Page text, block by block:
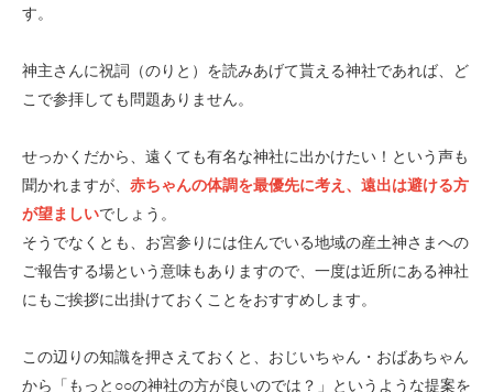
す。
神主さんに祝詞（のりと）を読みあげて貰える神社であれば、ど
こで参拝しても問題ありません。
せっかくだから、遠くても有名な神社に出かけたい！という声も
聞かれますが、 赤ちゃんの体調を最優先に考え、遠出は避ける方
が望ましいでしょう。
そうでなくとも、お宮参りには住んでいる地域の産土神さまへの
ご報告する場という意味もありますので、一度は近所にある神社
にもご挨拶に出掛けておくことをおすすめします。
この辺りの知識を押さえておくと、おじいちゃん・おばあちゃん
から「もっと○○の神社の方が良いのでは？」というような提案を